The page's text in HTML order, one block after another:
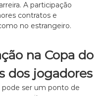
A participação
contratos e
no estrangeiro.
na Copa do
dos jogadores
pode ser um ponto de